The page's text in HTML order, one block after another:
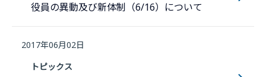
役員の異動及び新体制（6/16）について
2017年06月02日
トピックス